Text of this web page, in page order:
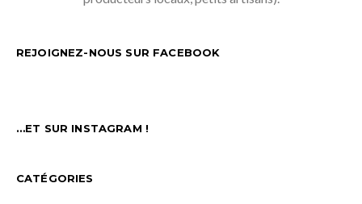
REJOIGNEZ-NOUS SUR FACEBOOK
…ET SUR INSTAGRAM !
CATÉGORIES